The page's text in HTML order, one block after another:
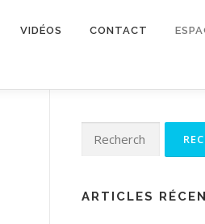
VIDÉOS CONTACT
ARTICLES